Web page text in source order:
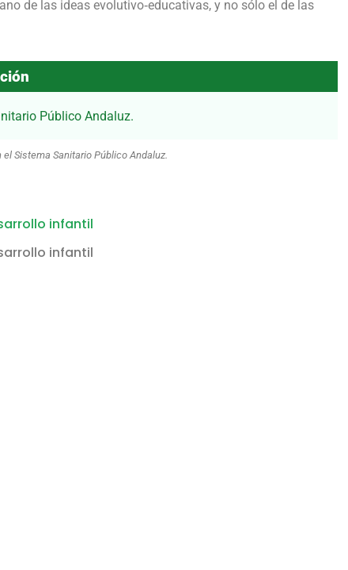
de las ideas evolutivo‐educativas, y no sólo el de las
Público Andaluz.
Sistema Sanitario Público Andaluz.
infantil
infantil